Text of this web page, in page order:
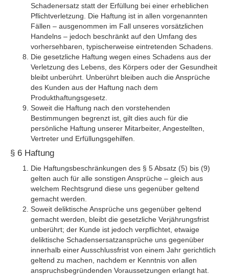
Schadenersatz statt der Erfüllung bei einer erheblichen
Pflichtverletzung. Die Haftung ist in allen vorgenannten
Fällen – ausgenommen im Fall unseres vorsätzlichen
Handelns – jedoch beschränkt auf den Umfang des
vorhersehbaren, typischerweise eintretenden Schadens.
Die gesetzliche Haftung wegen eines Schadens aus der
Verletzung des Lebens, des Körpers oder der Gesundheit
bleibt unberührt. Unberührt bleiben auch die Ansprüche
des Kunden aus der Haftung nach dem
Produkthaftungsgesetz.
Soweit die Haftung nach den vorstehenden
Bestimmungen begrenzt ist, gilt dies auch für die
persönliche Haftung unserer Mitarbeiter, Angestellten,
Vertreter und Erfüllungsgehilfen.
§ 6 Haftung
Die Haftungsbeschränkungen des § 5 Absatz (5) bis (9)
gelten auch für alle sonstigen Ansprüche – gleich aus
welchem Rechtsgrund diese uns gegenüber geltend
gemacht werden.
Soweit deliktische Ansprüche uns gegenüber geltend
gemacht werden, bleibt die gesetzliche Verjährungsfrist
unberührt; der Kunde ist jedoch verpflichtet, etwaige
deliktische Schadensersatzansprüche uns gegenüber
innerhalb einer Ausschlussfrist von einem Jahr gerichtlich
geltend zu machen, nachdem er Kenntnis von allen
anspruchsbegründenden Voraussetzungen erlangt hat.